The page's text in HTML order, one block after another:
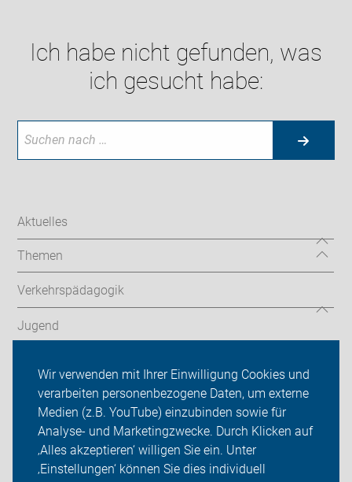
Wir verwenden mit Ihrer Einwilligung Cookies und
verarbeiten personenbezogene Daten, um externe
Medien (z.B. YouTube) einzubinden sowie für
Analyse- und Marketingzwecke. Durch Klicken auf
‚Alles akzeptieren‘ willigen Sie ein. Unter
‚Einstellungen‘ können Sie dies individuell
Ich habe nicht gefunden, was
ich gesucht habe:
Aktuelles
Themen
Verkehrspädagogik
Jugend
ADFC Rhein-Neckar
Sei dabei
Presse